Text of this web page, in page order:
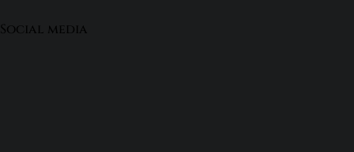
Social media